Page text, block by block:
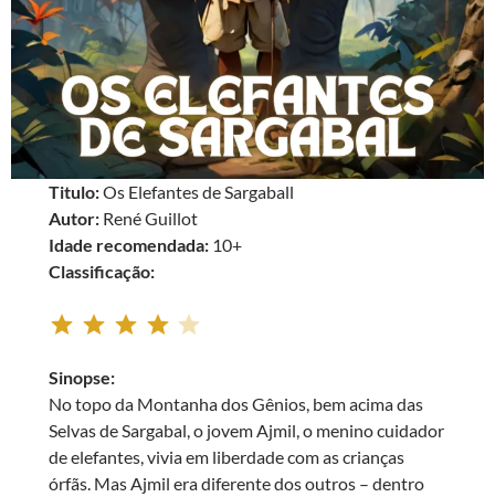
Titulo:Os Elefantes de Sargaball
Autor: René Guillot
Idade recomendada: 10+
Classificação:
Sinopse:
No topo da Montanha dos Gênios, bem acima das
Selvas de Sargabal, o jovem Ajmil, o menino cuidador
de elefantes, vivia em liberdade com as crianças
órfãs. Mas Ajmil era diferente dos outros – dentro